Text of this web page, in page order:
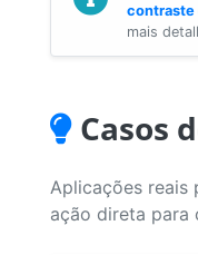
contraste
mais
Casos
Aplicações reais
ação direta para